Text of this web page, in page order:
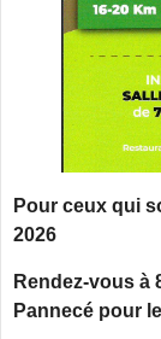
Pour ceux qui
2026
Rendez-vous à
Pannecé pour